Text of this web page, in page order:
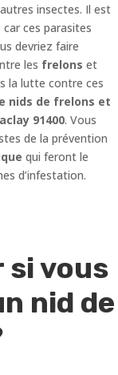
insectes. Il est
ces parasites
devriez faire
les frelons et
la lutte contre ces
nids de frelons et
91400. Vous
de la prévention
qui feront le
d’infestation.
si vous
nid de